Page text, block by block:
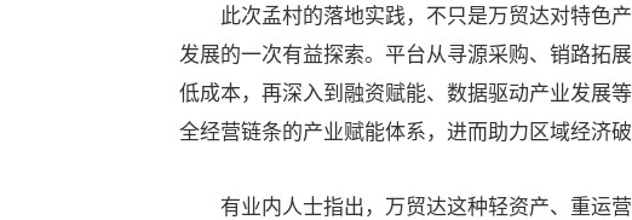
此次孟村的落地实践，不只是万贸达对特色
发展的一次有益探索。平台从寻源采购、销路拓
低成本，再深入到融资赋能、数据驱动产业发展
全经营链条的产业赋能体系，进而助力区域经济破
有业内人士指出，万贸达这种轻资产、重运